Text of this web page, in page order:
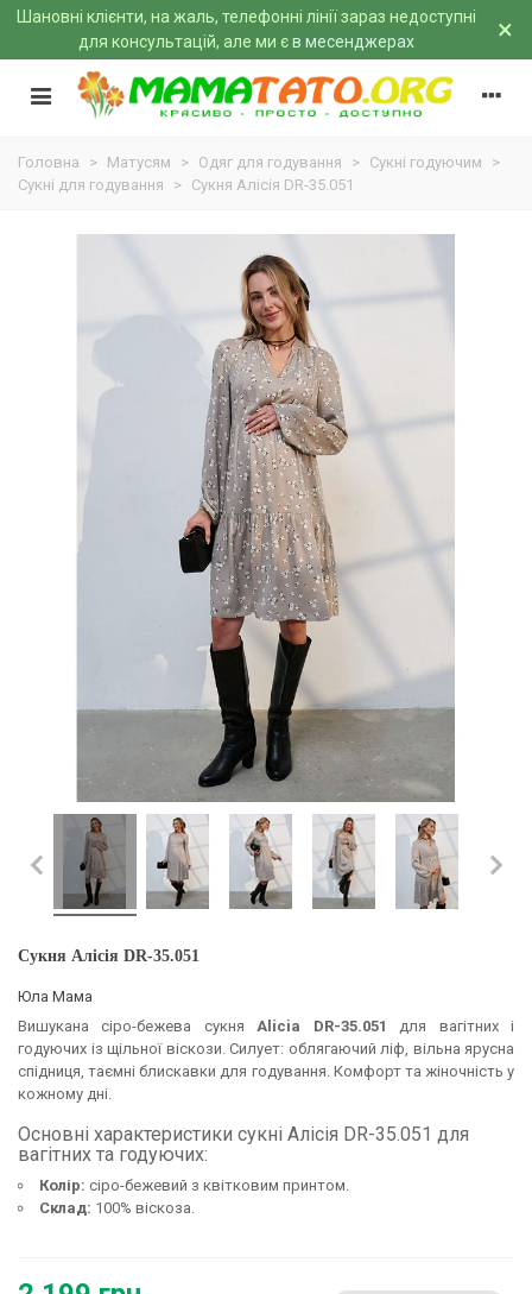
Шановні клієнти, на жаль, телефонні лінії зараз недоступні
для консультацій, але ми єв месенджерах ×
Головна > Матусям > Одяг для годування > Сукні годуючим
>
Сукні для годування
> Сукня Алісія DR-35.051
Сукня Алісія DR-35.051
Юла Мама
Вишукана сіро-бежева сукня Alicia DR-35.051
для вагітних і
годуючих із щільної віскози. Силует: облягаючий ліф, вільна ярусна
спідниця, таємні блискавки для годування. Комфорт та жіночність у
кожному дні.
Основні характеристики сукні Алісія DR-35.051 для
вагітних та годуючих:
Колір: сіро-бежевий з квітковим принтом.
Склад: 100% віскоза.